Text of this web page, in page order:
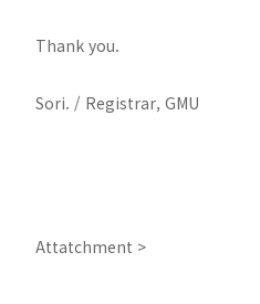
Thank you.
Sori. / Registrar, GMU
Attatchment >